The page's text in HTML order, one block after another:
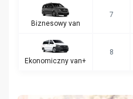
Biznesowy van
7
Ekonomiczny van+
8